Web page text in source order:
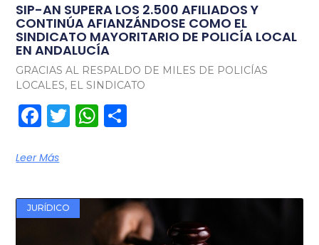
SIP-AN SUPERA LOS 2.500 AFILIADOS Y
CONTINÚA AFIANZÁNDOSE COMO EL
SINDICATO MAYORITARIO DE POLICÍA LOCAL
EN ANDALUCÍA
GRACIAS AL RESPALDO DE MILES DE POLICÍAS
LOCALES, EL SINDICATO
Facebook
TwitterWhatsApp
Leer Más
JURÍDICO